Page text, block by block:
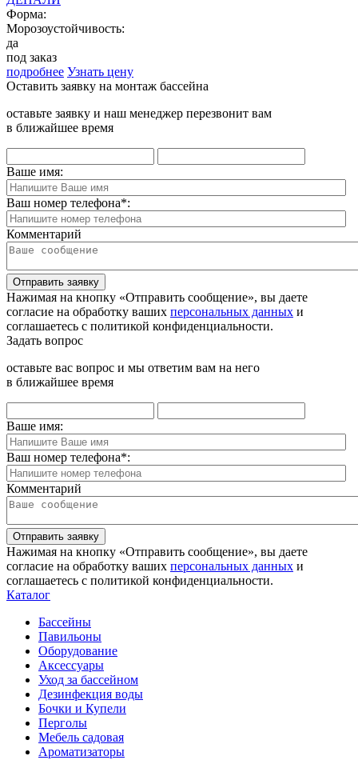
Форма:
Морозоустойчивость:
да
под заказ
подробнее Узнать цену
Оставить заявку на монтаж бассейна
оставьте заявку и наш менеджер перезвонит вам
в ближайшее время
Ваше имя:
Ваш номер телефона*:
Комментарий
Отправить заявку
Нажимая на кнопку «Отправить сообщение», вы даете
согласие на обработку ваших персональных данных и
соглашаетесь с политикой конфиденциальности.
Задать вопрос
оставьте вас вопрос и мы ответим вам на него
в ближайшее время
Ваше имя:
Ваш номер телефона*:
Комментарий
Отправить заявку
Нажимая на кнопку «Отправить сообщение», вы даете
согласие на обработку ваших персональных данных и
соглашаетесь с политикой конфиденциальности.
Каталог
Бассейны
Павильоны
Оборудование
Аксессуары
Уход за бассейном
Дезинфекция воды
Бочки и Купели
Перголы
Мебель садовая
Ароматизаторы